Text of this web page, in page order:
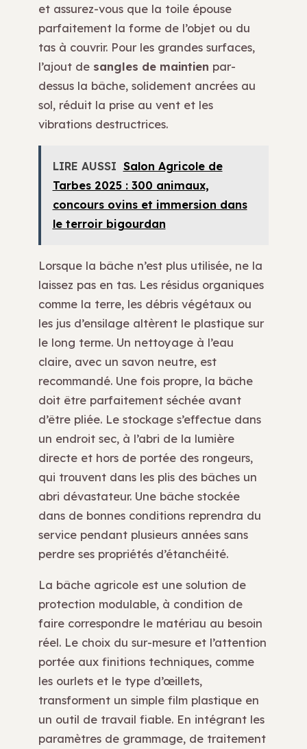
et assurez-vous que la toile épouse
parfaitement la forme de l’objet ou du
tas à couvrir. Pour les grandes surfaces,
l’ajout de sangles de maintien par-
dessus la bâche, solidement ancrées au
sol, réduit la prise au vent et les
vibrations destructrices.
LIRE AUSSI Salon Agricole de
Tarbes 2025 : 300 animaux,
concours ovins et immersion dans
le terroir bigourdan
Lorsque la bâche n’est plus utilisée, ne la
laissez pas en tas. Les résidus organiques
comme la terre, les débris végétaux ou
les jus d’ensilage altèrent le plastique sur
le long terme. Un nettoyage à l’eau
claire, avec un savon neutre, est
recommandé. Une fois propre, la bâche
doit être parfaitement séchée avant
d’être pliée. Le stockage s’effectue dans
un endroit sec, à l’abri de la lumière
directe et hors de portée des rongeurs,
qui trouvent dans les plis des bâches un
abri dévastateur. Une bâche stockée
dans de bonnes conditions reprendra du
service pendant plusieurs années sans
perdre ses propriétés d’étanchéité.
La bâche agricole est une solution de
protection modulable, à condition de
faire correspondre le matériau au besoin
réel. Le choix du sur-mesure et l’attention
portée aux finitions techniques, comme
les ourlets et le type d’œillets,
transforment un simple film plastique en
un outil de travail fiable. En intégrant les
paramètres de grammage, de traitement